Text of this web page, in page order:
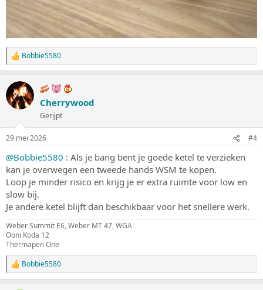
W
a
r
d
e
i
n
g
e
n
:
Bobbie5580
Cherrywood
Gerijpt
29 mei 2026 #4
@Bobbie5580 : Als je bang bent je goede ketel te verzieken
kan je overwegen een tweede hands WSM te kopen.
Loop je minder risico en krijg je er extra ruimte voor low en
slow bij.
Je andere ketel blijft dan beschikbaar voor het snellere werk.
Weber Summit E6, Weber MT 47, WGA
Ooni Koda 12
Thermapen One
W
a
Bobbie5580